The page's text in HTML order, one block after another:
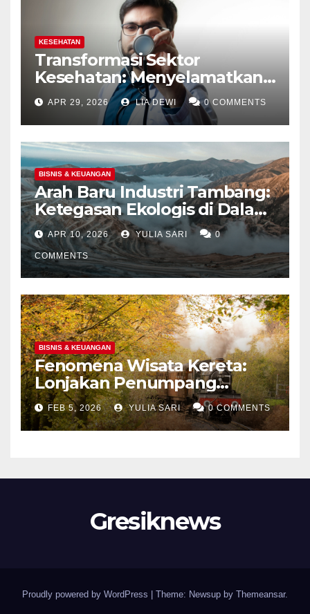
KESEHATAN
Transformasi Sektor
Kesehatan: Menyelamatkan
Jutaan Nyawa Lewat Skrining
dan Ketatnya Evaluasi Calon
Tenaga Medis
APR 29, 2026 LIA DEWI 0 COMMENTS
BISNIS & KEUANGAN
Arah Baru Industri Tambang:
Ketegasan Ekologis di Dalam
Negeri dan Spekulasi
Eksplorasi Laut Dalam Global
APR 10, 2026 YULIA SARI 0
COMMENTS
BISNIS & KEUANGAN
Fenomena Wisata Kereta:
Lonjakan Penumpang
Panoramic di Jawa dan
Upaya Menghidupkan
Kembali Jalur Bersejarah di
FEB 5, 2026 YULIA SARI 0 COMMENTS
Gresiknews
Proudly powered by WordPress Theme: Newsup by Themeansar.